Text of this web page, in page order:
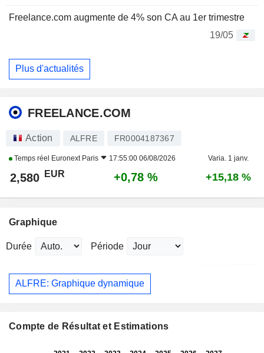
Freelance.com augmente de 4% son CA au 1er trimestre
19/05
Plus d'actualités
FREELANCE.COM
Action ALFRE FR0004187367
Temps réel Euronext Paris 17:55:00 06/08/2026 Varia. 1 janv.
2,580 EUR +0,78 % +15,18 %
Graphique
Durée Période
ALFRE: Graphique dynamique
Compte de Résultat et Estimations